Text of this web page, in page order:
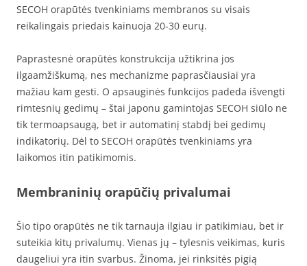
SECOH orapūtės tvenkiniams membranos su visais
reikalingais priedais kainuoja 20-30 eurų.
Paprastesnė orapūtės konstrukcija užtikrina jos
ilgaamžiškumą, nes mechanizme paprasčiausiai yra
mažiau kam gesti. O apsauginės funkcijos padeda išvengti
rimtesnių gedimų – štai japonu gamintojas SECOH siūlo ne
tik termoapsaugą, bet ir automatinį stabdį bei gedimų
indikatorių. Dėl to SECOH orapūtės tvenkiniams yra
laikomos itin patikimomis.
Membraninių orapūčių privalumai
Šio tipo orapūtės ne tik tarnauja ilgiau ir patikimiau, bet ir
suteikia kitų privalumų. Vienas jų – tylesnis veikimas, kuris
daugeliui yra itin svarbus. Žinoma, jei rinksitės pigią